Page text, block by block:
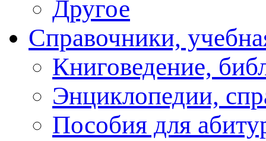
Другое
Справочники,
Книговедение,
Энциклопедии,
Пособия для